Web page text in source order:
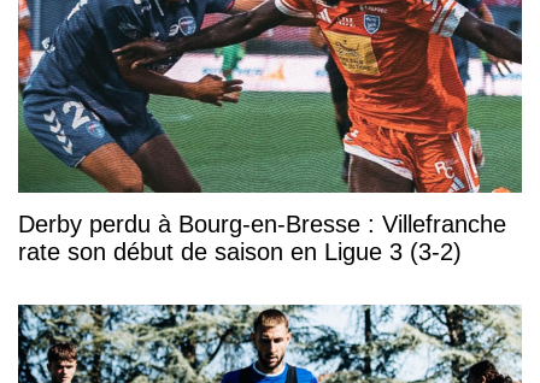
Derby perdu à Bourg-en-Bresse : Villefranche
rate son début de saison en Ligue 3 (3-2)